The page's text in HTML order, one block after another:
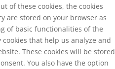
of these cookies, the cookies
are stored on your browser as
of basic functionalities of the
that help us analyze and
These cookies will be stored
You also have the option